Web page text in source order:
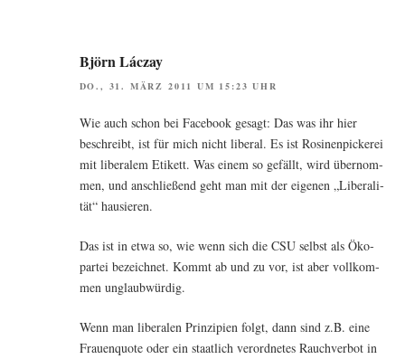
Björn Láczay
DO., 31. MÄRZ 2011 UM 15:23 UHR
Wie auch schon bei Face­book gesagt: Das was ihr hier
beschreibt, ist für mich nicht libe­ral. Es ist Rosi­nen­pi­cke­rei
mit libe­ra­lem Eti­kett. Was einem so gefällt, wird über­nom­
men, und anschlie­ßend geht man mit der eige­nen „Libe­ra­li­
tät“ hausieren.
Das ist in etwa so, wie wenn sich die CSU selbst als Öko­
par­tei bezeich­net. Kommt ab und zu vor, ist aber voll­kom­
men unglaubwürdig.
Wenn man libe­ra­len Prin­zi­pi­en folgt, dann sind z.B. eine
Frau­en­quo­te oder ein staat­lich ver­ord­ne­tes Rauch­ver­bot in